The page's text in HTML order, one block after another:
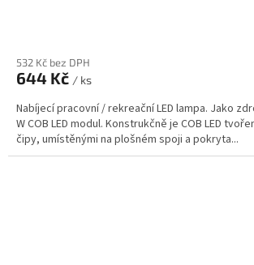
532 Kč bez DPH
644 Kč / ks
Nabíjecí pracovní / rekreační LED lampa. Jako
W COB LED modul. Konstrukčně je COB LED
čipy, umístěnými na plošném spoji a pokryta...